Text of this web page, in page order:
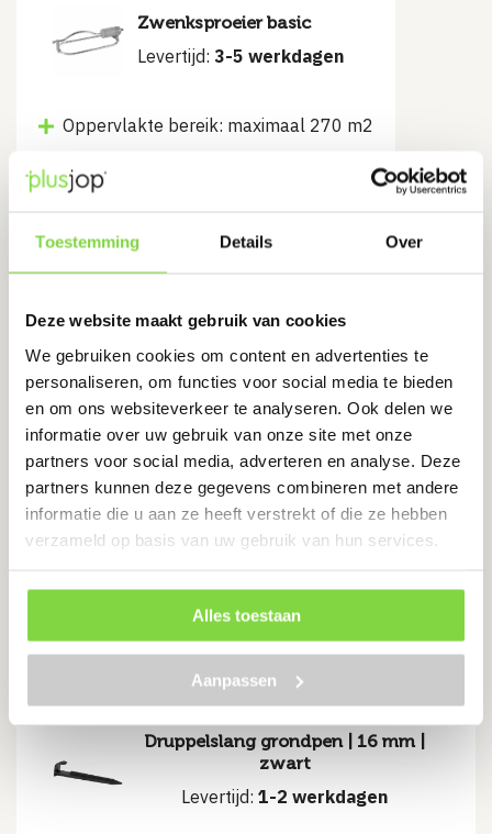
Toestemming Details Over
Deze website maakt gebruik van cookies
We gebruiken cookies om content en advertenties te
personaliseren, om functies voor social media te bieden
en om ons websiteverkeer te analyseren. Ook delen we
informatie over uw gebruik van onze site met onze
partners voor social media, adverteren en analyse. Deze
partners kunnen deze gegevens combineren met andere
informatie die u aan ze heeft verstrekt of die ze hebben
verzameld op basis van uw gebruik van hun services.
Alles toestaan
Aanpassen
Zwenksproeier basic
Levertijd: 3-5 werkdagen
Oppervlakte bereik: maximaal 270 m2
Oorspronkelijke
€18.95.
€14.45
Huidige
€14.45.
Bekijk product
Misschien kunt u dit ook gebruiken
Automatisch pp afsluitventiel met
buitendraad, ¾”
Levertijd:7 werkdagen
Druppelslang grondpen | 16 mm |
zwart
Levertijd: 1-2 werkdagen